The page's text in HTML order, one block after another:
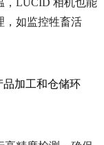
，LUCID 相机也能
，如监控牲畜活
加工和仓储环